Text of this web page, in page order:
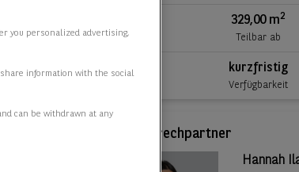
329,00 m2
Teilbar ab
kurzfristig
Verfügbarkeit
Ihr Ansprechpartner
Hannah
you personalized advertising,
information with the social
can be withdrawn at any